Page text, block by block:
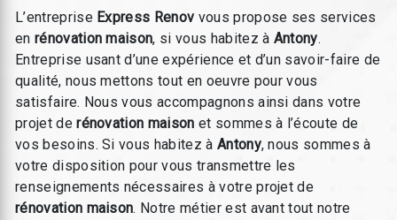
L’entreprise Express Renov vous propose ses services
en rénovation maison, si vous habitez à Antony.
Entreprise usant d’une expérience et d’un savoir-faire de
qualité, nous mettons tout en oeuvre pour vous
satisfaire. Nous vous accompagnons ainsi dans votre
projet derénovation maison et sommes à l’écoute de
vos besoins. Si vous habitez à Antony, nous sommes à
votre disposition pour vous transmettre les
renseignements nécessaires à votre projet de
rénovation maison. Notre métier est avant tout notre